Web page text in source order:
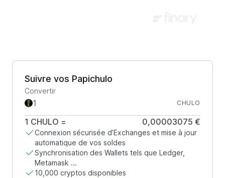
Suivre vos Papichulo
Convertir
CHULO
1 CHULO = 0,00003075 €
Connexion sécurisée d’Exchanges et mise à jour
automatique de vos soldes
Synchronisation des Wallets tels que Ledger,
Metamask ...
10,000 cryptos disponibles